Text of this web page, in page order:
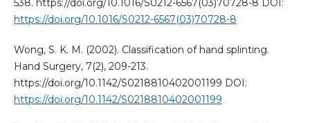
538. https://doi.org/10.1016/S0212-6567(03)70728-8 DOI:
https://doi.org/10.1016/S0212-6567(03)70728-8
Wong, S. K. M. (2002). Classification of hand splinting.
Hand Surgery, 7(2), 209-213.
https://doi.org/10.1142/S0218810402001199 DOI:
https://doi.org/10.1142/S0218810402001199